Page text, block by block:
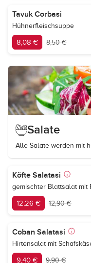
Tavuk Corbasi
Hühnerfleischsuppe
8,08 € 8,50 €
Salate
Alle Salate werden mit
Köfte Salatasi
gemischter Blattsalat mit
12,26 € 12,90 €
Coban Salatasi
Hirtensalat mit
9,40 € 9,90 €